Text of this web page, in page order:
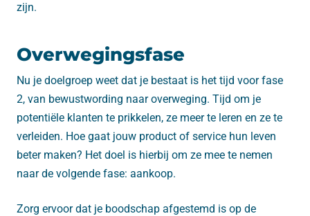
zijn.
Overwegingsfase
Nu je doelgroep weet dat je bestaat is het tijd voor fase
2, van bewustwording naar overweging. Tijd om je
potentiële klanten te prikkelen, ze meer te leren en ze te
verleiden. Hoe gaat jouw product of service hun leven
beter maken? Het doel is hierbij om ze mee te nemen
naar de volgende fase: aankoop.
Zorg ervoor dat je boodschap afgestemd is op de